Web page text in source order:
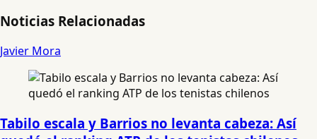
Noticias Relacionadas
Javier Mora
Tabilo escala y Barrios no levanta cabeza: Así